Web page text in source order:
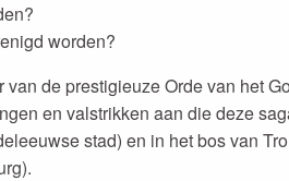
worden?
de prestigieuze Orde van het
en valstrikken aan die deze
stad) en in het bos van